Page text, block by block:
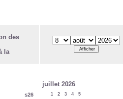
des
la
juillet 2026
s26 1 2 3 4 5